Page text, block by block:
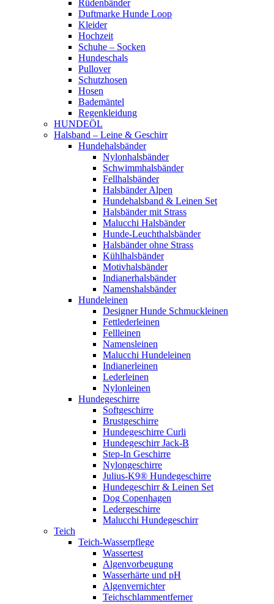
Rüdenbänder
Duftmarke Hunde Loop
Kleider
Hochzeit
Schuhe – Socken
Hundeschals
Pullover
Schutzhosen
Hosen
Bademäntel
Regenkleidung
HUNDEÖL
Halsband – Leine & Geschirr
Hundehalsbänder
Nylonhalsbänder
Schwimmhalsbänder
Fellhalsbänder
Halsbänder Alpen
Hundehalsband & Leinen Set
Halsbänder mit Strass
Malucchi Halsbänder
Hunde-Leuchthalsbänder
Halsbänder ohne Strass
Kühlhalsbänder
Motivhalsbänder
Indianerhalsbänder
Namenshalsbänder
Hundeleinen
Designer Hunde Schmuckleinen
Fettlederleinen
Fellleinen
Namensleinen
Malucchi Hundeleinen
Indianerleinen
Lederleinen
Nylonleinen
Hundegeschirre
Softgeschirre
Brustgeschirre
Hundegeschirre Curli
Hundegeschirr Jack-B
Step-In Geschirre
Nylongeschirre
Julius-K9® Hundegeschirre
Hundegeschirr & Leinen Set
Dog Copenhagen
Ledergeschirre
Malucchi Hundegeschirr
Teich
Teich-Wasserpflege
Wassertest
Algenvorbeugung
Wasserhärte und pH
Algenvernichter
Teichschlammentferner